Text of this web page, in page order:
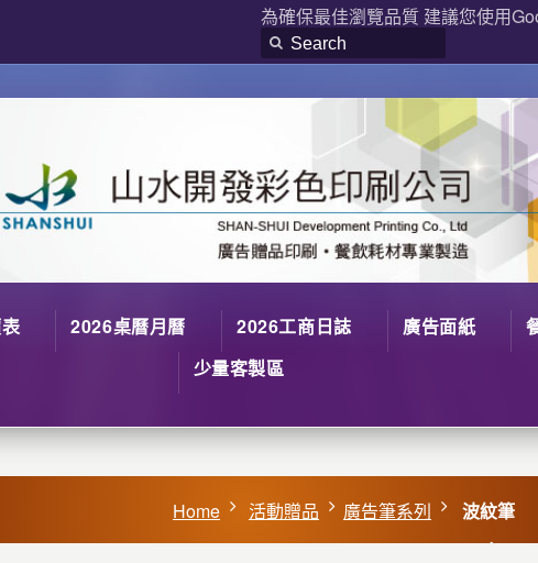
為確保最佳瀏覽品質 建議您使用
2026桌曆月曆 2026工商日誌 廣告面紙
少量客製區
Home 活動贈品 廣告筆系列 波紋筆